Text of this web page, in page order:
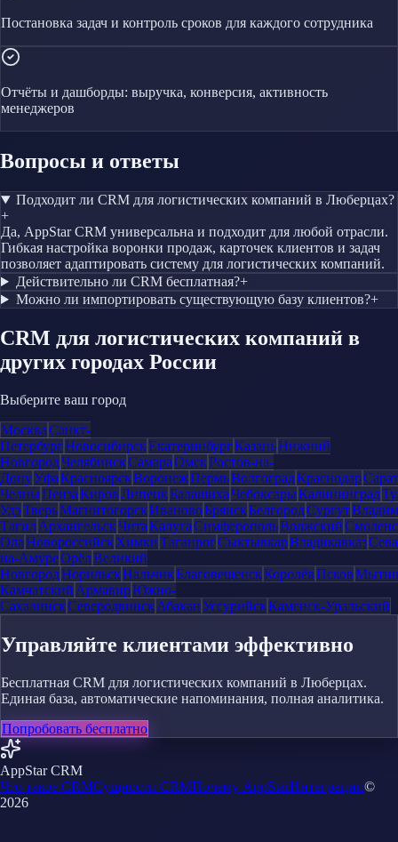
Постановка задач и контроль сроков для каждого сотрудника
Отчёты и дашборды: выручка, конверсия, активность
менеджеров
Вопросы и ответы
Подходит ли CRM для логистических компаний в Люберцах?
+
Да, AppStar CRM универсальна и подходит для любой отрасли.
Гибкая настройка воронки продаж, карточек клиентов и задач
позволяет адаптировать систему для логистических компаний.
Действительно ли CRM бесплатная?+
Можно ли импортировать существующую базу клиентов?+
CRM для логистических компаний в
других городах России
Выберите ваш город
МоскваСанкт-
ПетербургНовосибирскЕкатеринбургКазаньНижний
НовгородЧелябинскСамараОмскРостов-на-
ДонуУфаКрасноярскВоронежПермьВолгоградКраснодар
ЧелныПензаКировЛипецкБалашихаЧебоксарыКалининград
УдэТверьМагнитогорскИвановоБрянскБелгородСургут
ТагилАрхангельскЧитаКалугаСимферопольВолжский
ОлаНовороссийскХимкиТаганрогСыктывкарВладикавказ
на-АмуреОрёлВеликий
НовгородНорильскНальчикБлаговещенскКоролёвПсков
Камчатский АрмавирЮжно-
СахалинскСеверодвинскАбаканУссурийскКаменск-Уральский
Управляйте клиентами эффективно
Бесплатная CRM для логистических компаний в Люберцах.
Единая база, автоматические напоминания, полная аналитика.
Попробовать бесплатно
AppStar CRM
Что такое CRMСущности CRMПочему AppStarИнтеграции©
2026